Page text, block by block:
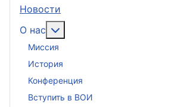
Новости
О нас
Миссия
История
Конференция
Вступить в ВОИ